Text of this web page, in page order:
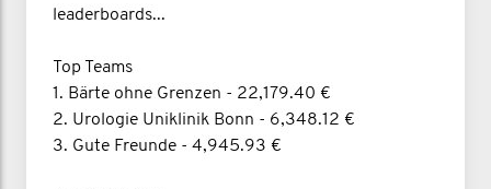
leaderboards...
Top Teams
1. Bärte ohne Grenzen - 22,179.40 €
2. Urologie Uniklinik Bonn - 6,348.12 €
3. Gute Freunde - 4,945.93 €